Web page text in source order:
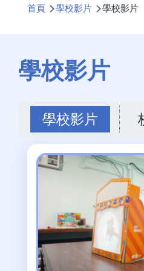
航
結
首頁 學校影片 學校影片
學校影片
學校影片